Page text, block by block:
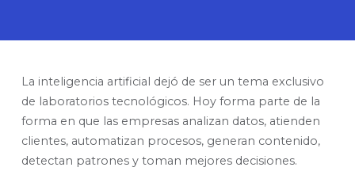
La inteligencia artificial dejó de ser un tema exclusivo
de laboratorios tecnológicos. Hoy forma parte de la
forma en que las empresas analizan datos, atienden
clientes, automatizan procesos, generan contenido,
detectan patrones y toman mejores decisiones.